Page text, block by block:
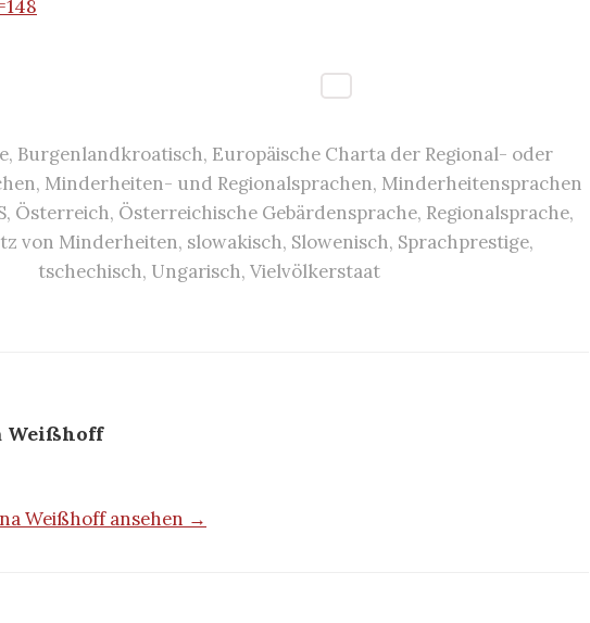
, Burgenlandkroatisch, Europäische Charta der Regional- oder
, Minderheiten- und Regionalsprachen, Minderheitensprachen
, Österreich, Österreichische Gebärdensprache, Regionalsprache,
von Minderheiten, slowakisch, Slowenisch, Sprachprestige,
tschechisch, Ungarisch, Vielvölkerstaat
Weißhoff
Weißhoff ansehen →